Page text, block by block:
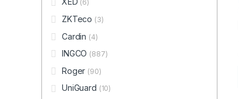
(6)
ZKTeco (3)
Cardin (4)
INGCO (887)
Roger (90)
UniGuard (10)